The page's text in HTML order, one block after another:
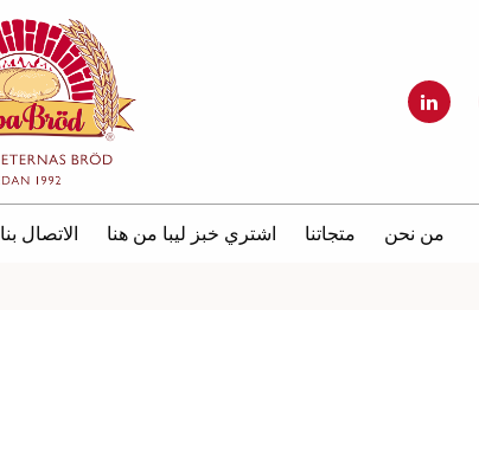
من نحن متجاتنا اشتري خبز ليبا من هنا الاتصال بنا